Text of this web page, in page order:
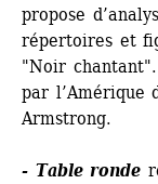
propose
répertoires et
"Noir
par l’Amérique
Armstrong.
- Table ronde